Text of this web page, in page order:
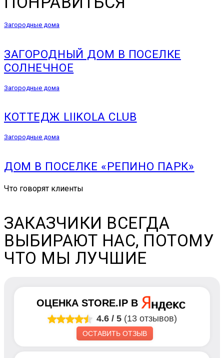
Загородные дома
ЗАГОРОДНЫЙ ДОМ В ПОСЕЛКЕ
СОЛНЕЧНОЕ
Загородные дома
КОТТЕДЖ LIIKOLA CLUB
Загородные дома
ДОМ В ПОСЕЛКЕ «РЕПИНО ПАРК»
Что говорят клиенты
ЗАКАЗЧИКИ ВСЕГДА
ВЫБИРАЮТ НАС, ПОТОМУ
ЧТО МЫ ЛУЧШИЕ
ОЦЕНКА STORE.IPВ
4.6 / 5 (13 отзывов)
ОСТАВИТЬ ОТЗЫВ